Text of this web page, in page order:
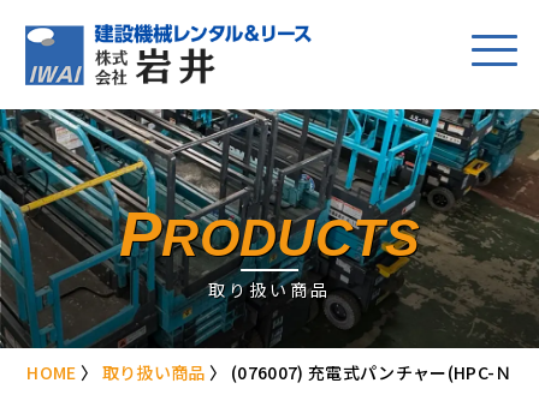
PRODUCTS
取り扱い商品
HOME 〉 取り扱い商品 〉 (076007) 充電式パンチャー(HPC-Ｎ